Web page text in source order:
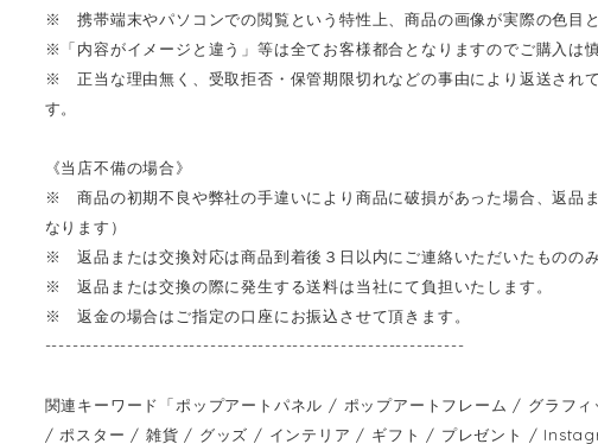
※ 携帯端末やパソコンでの閲覧という特性上、商品の画像が実際の色目
※「内容がイメージと違う」等は全てお客様都合となりますのでご購入は
※ 正当な理由無く、受取拒否・保管期限切れなどの事由により返送され
す。
《当店不備の場合》
※ 商品の初期不良や弊社の手違いにより商品に破損があった場合、返品
なります）
※ 返品または交換対応は商品到着後３日以内にご連絡いただいたもののみ
※ 返品または交換の際に発生する送料は当社にて負担いたします。
※ 返金の場合はご指定の口座にお振込させて頂きます。
-------------------------------------------------------------
関連キーワード「ポップアートパネル / ポップアートフレーム / グラフ
/ ポスター / 雑貨 / グッズ / インテリア / ギフト / プレゼント /